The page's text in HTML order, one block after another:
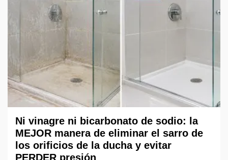
Ni vinagre ni bicarbonato de sodio: la
MEJOR manera de eliminar el sarro de
los orificios de la ducha y evitar
PERDER presión